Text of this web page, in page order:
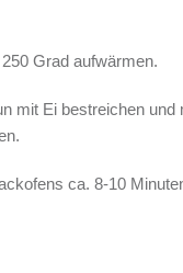
Grad aufwärmen.
mit Ei bestreichen und
ca. 8-10